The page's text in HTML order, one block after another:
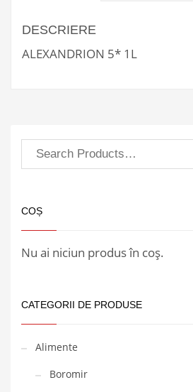
DESCRIERE
ALEXANDRION 5* 1L
COȘ
Nu ai niciun produs în coș.
CATEGORII DE PRODUSE
Alimente
Boromir